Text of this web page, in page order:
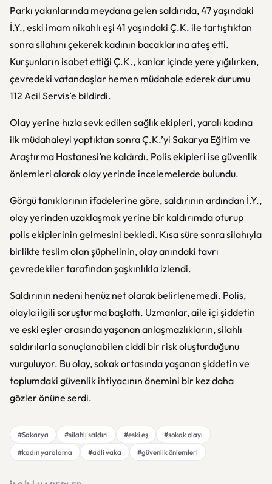
Parkı yakınlarında meydana gelen saldırıda, 47 yaşındaki
İ.Y., eski imam nikahlı eşi 41 yaşındaki Ç.K. ile tartıştıktan
sonra silahını çekerek kadının bacaklarına ateş etti.
Kurşunların isabet ettiği Ç.K., kanlar içinde yere yığılırken,
çevredeki vatandaşlar hemen müdahale ederek durumu
112 Acil Servis’e bildirdi.
Olay yerine hızla sevk edilen sağlık ekipleri, yaralı kadına
ilk müdahaleyi yaptıktan sonra Ç.K.’yi Sakarya Eğitim ve
Araştırma Hastanesi’ne kaldırdı. Polis ekipleri ise güvenlik
önlemleri alarak olay yerinde incelemelerde bulundu.
Görgü tanıklarının ifadelerine göre, saldırının ardından İ.Y.,
olay yerinden uzaklaşmak yerine bir kaldırımda oturup
polis ekiplerinin gelmesini bekledi. Kısa süre sonra silahıyla
birlikte teslim olan şüphelinin, olay anındaki tavrı
çevredekiler tarafından şaşkınlıkla izlendi.
Saldırının nedeni henüz net olarak belirlenemedi. Polis,
olayla ilgili soruşturma başlattı. Uzmanlar, aile içi şiddetin
ve eski eşler arasında yaşanan anlaşmazlıkların, silahlı
saldırılarla sonuçlanabilen ciddi bir risk oluşturduğunu
vurguluyor. Bu olay, sokak ortasında yaşanan şiddetin ve
toplumdaki güvenlik ihtiyacının önemini bir kez daha
gözler önüne serdi.
#Sakarya #silahlı saldırı #eski eş
#sokak olayı
#kadın yaralama
#adli vaka #güvenlik önlemleri